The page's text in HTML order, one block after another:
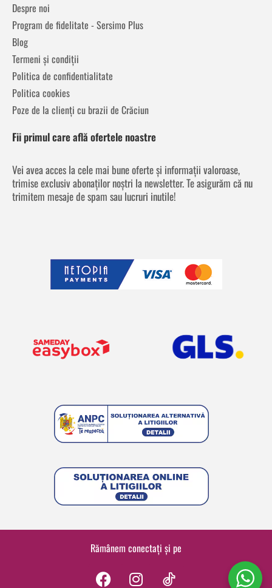
Despre noi
Program de fidelitate - Sersimo Plus
Blog
Termeni și condiții
Politica de confidentialitate
Politica cookies
Poze de la clienți cu brazii de Crăciun
Fii primul care află ofertele noastre
Vei avea acces la cele mai bune oferte și informații valoroase,
trimise exclusiv abonaților noștri la newsletter. Te asigurăm că nu
trimitem mesaje de spam sau lucruri inutile!
Rămânem conectați și pe
F
I